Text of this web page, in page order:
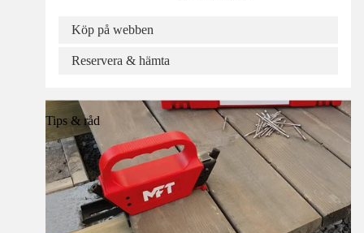
Köp på webben
Reservera & hämta
Tips & råd